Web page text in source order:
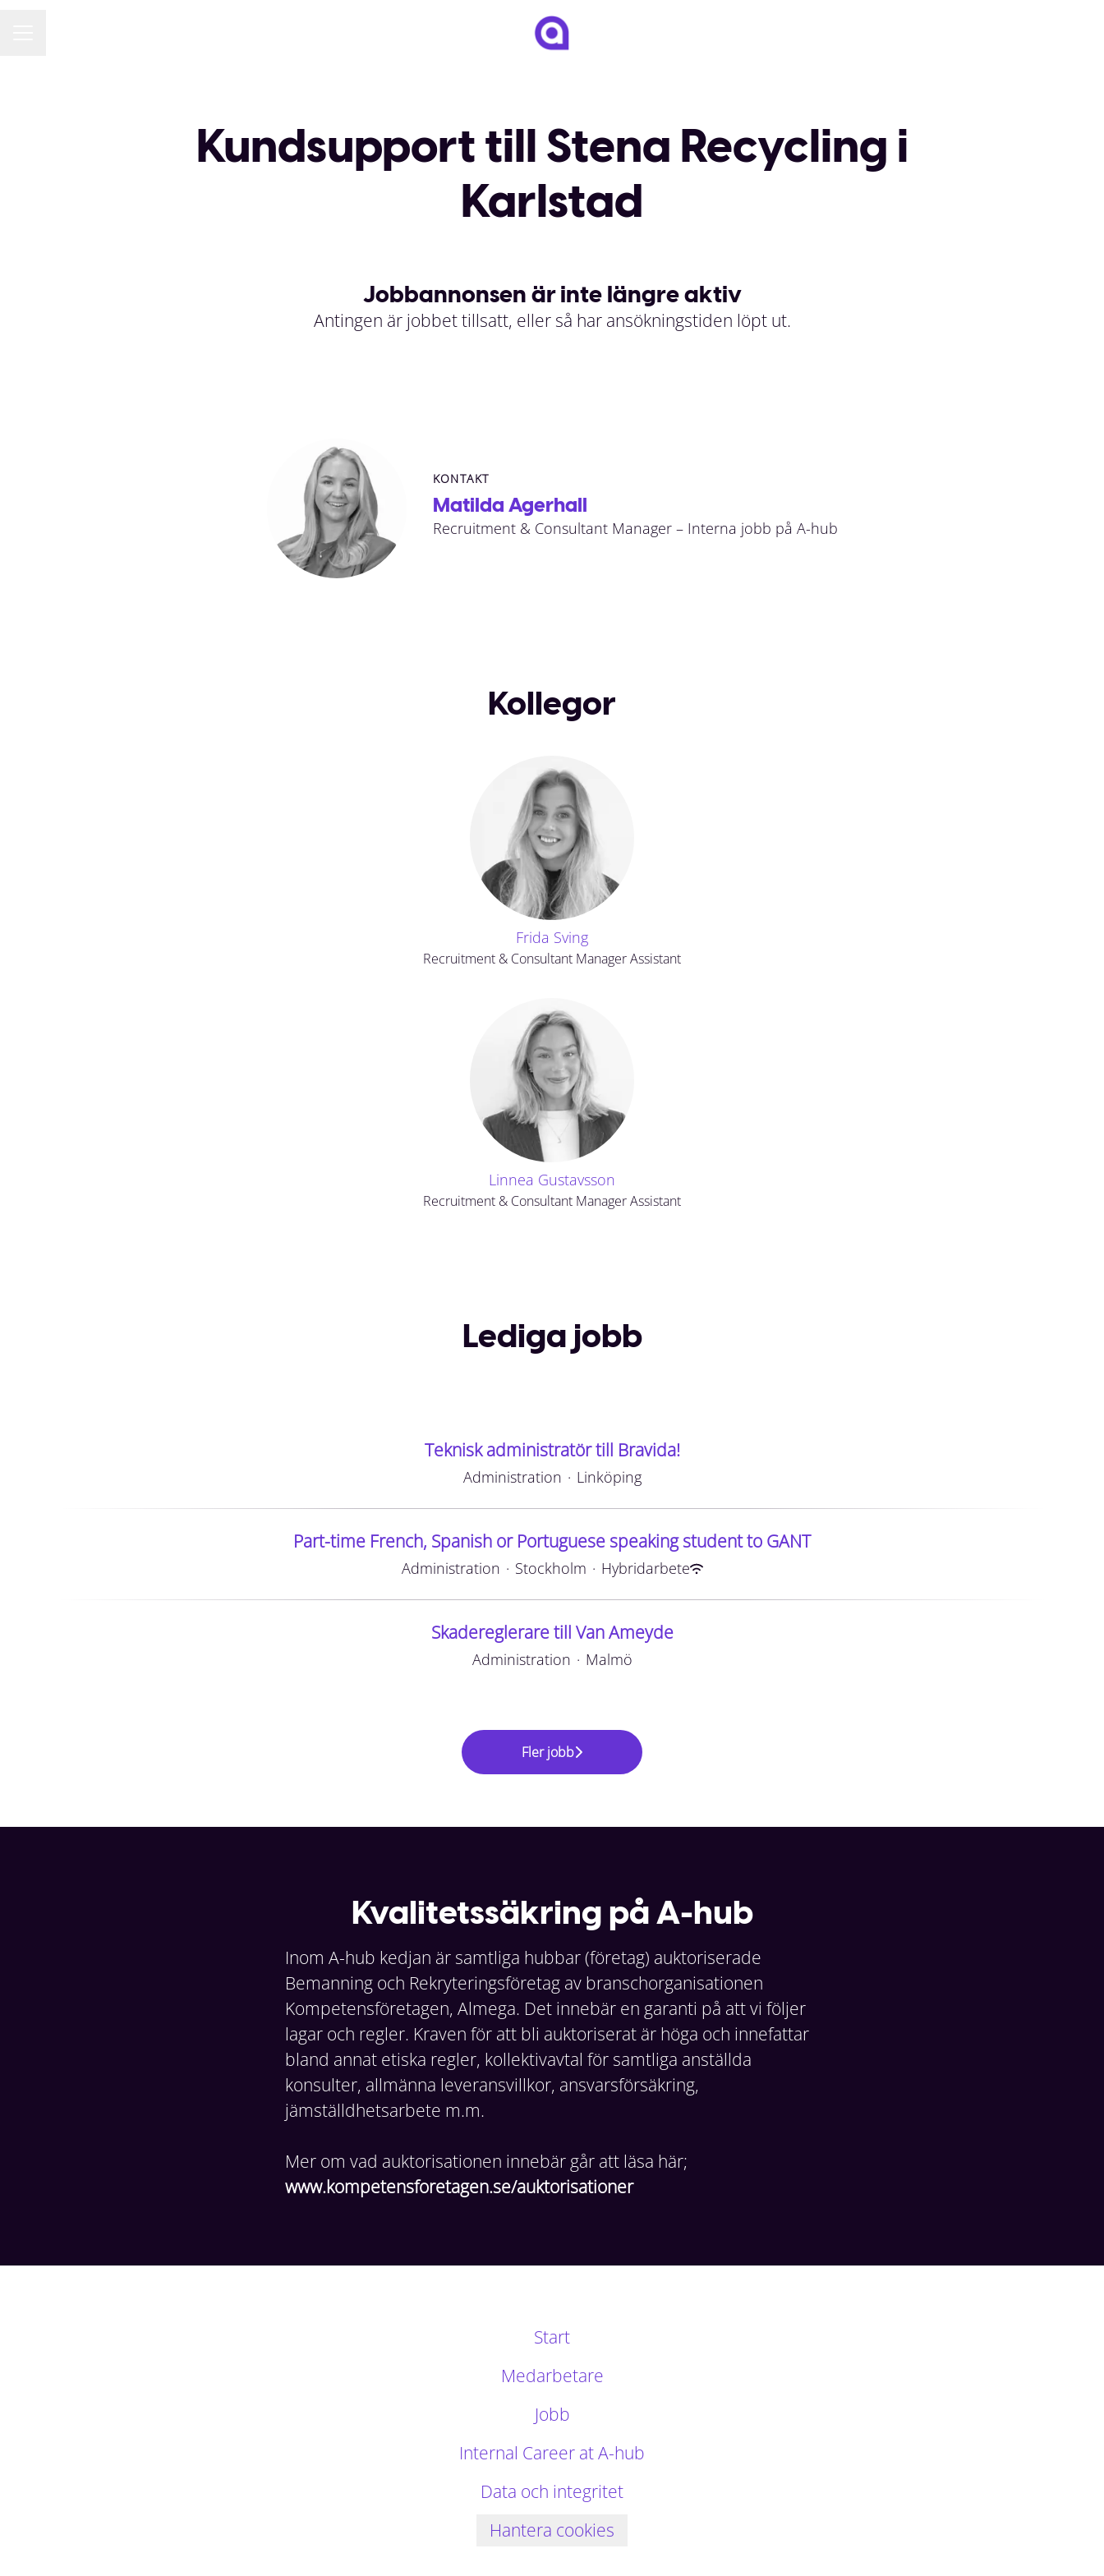
Kundsupport till Stena Recycling i
Karlstad
Jobbannonsen är inte längre aktiv
Antingen är jobbet tillsatt, eller så har ansökningstiden löpt ut.
KONTAKT
Matilda Agerhall
Recruitment & Consultant Manager – Interna jobb på A-hub
Kollegor
Frida Sving
Recruitment & Consultant Manager Assistant
Linnea Gustavsson
Recruitment & Consultant Manager Assistant
Lediga jobb
Teknisk administratör till Bravida!
Administration · Linköping
Part-time French, Spanish or Portuguese speaking student to GANT
Administration · Stockholm · Hybridarbete
Skadereglerare till Van Ameyde
Administration · Malmö
Fler jobb
Kvalitetssäkring på A-hub
Inom A-hub kedjan är samtliga hubbar (företag) auktoriserade
Bemanning och Rekryteringsföretag av branschorganisationen
Kompetensföretagen, Almega. Det innebär en garanti på att vi följer
lagar och regler. Kraven för att bli auktoriserat är höga och innefattar
bland annat etiska regler, kollektivavtal för samtliga anställda
konsulter, allmänna leveransvillkor, ansvarsförsäkring,
jämställdhetsarbete m.m.
Mer om vad auktorisationen innebär går att läsa här;
www.kompetensforetagen.se/auktorisationer
Start
Medarbetare
Jobb
Internal Career at A-hub
Data och integritet
Hantera cookies